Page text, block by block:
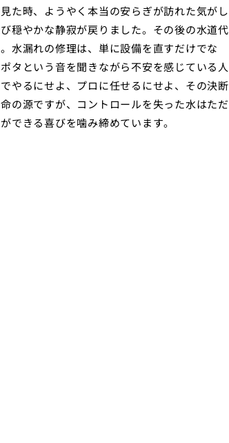
た時、ようやく本当の安らぎが訪れた気がし
穏やかな静寂が戻りました。その後の水道代
水漏れの修理は、単に設備を直すだけでな
タという音を聞きながら不安を感じている人
やるにせよ、プロに任せるにせよ、その決断
の源ですが、コントロールを失った水はただ
できる喜びを噛み締めています。